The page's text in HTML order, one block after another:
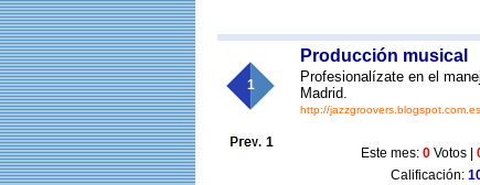
1
1
Producción musical
Profesionalízate en el
Madrid.
http://jazzgroovers.blogspot.com.es
Este mes: 0 Votos |
Calificación: